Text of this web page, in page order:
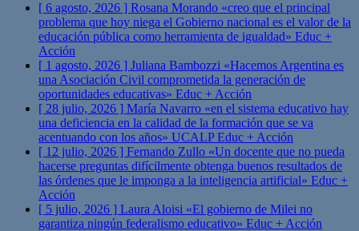
[ 6 agosto, 2026 ] Rosana Morando «creo que el principal
problema que hoy niega el Gobierno nacional es el valor de la
educación pública como herramienta de igualdad» Educ +
Acción
[ 1 agosto, 2026 ] Juliana Bambozzi «Hacemos Argentina es
una Asociación Civil comprometida la generación de
oportunidades educativas» Educ + Acción
[ 28 julio, 2026 ] María Navarro «en el sistema educativo hay
una deficiencia en la calidad de la formación que se va
acentuando con los años» UCALPEduc + Acción
[ 12 julio, 2026 ] Fernando Zullo «Un docente que no pueda
hacerse preguntas difícilmente obtenga buenos resultados de
las órdenes que le imponga a la inteligencia artificial» Educ +
Acción
[ 5 julio, 2026 ] Laura Aloisi «El gobierno de Milei no
garantiza ningún federalismo educativo» Educ + Acción